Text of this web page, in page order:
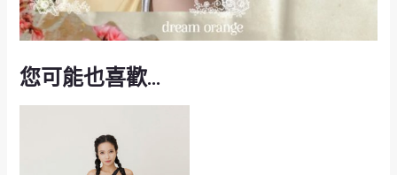
您可能也喜歡…